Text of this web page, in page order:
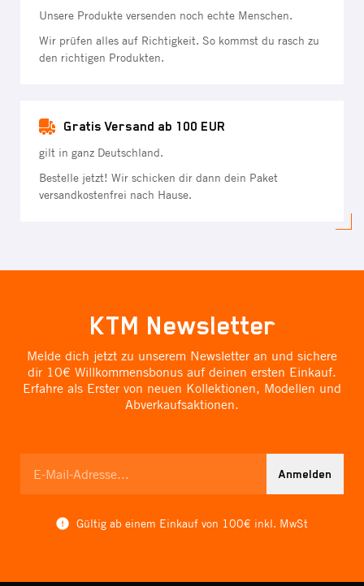
Unsere Produkte versenden noch echte Menschen.
Wir prüfen alles auf Richtigkeit. So kommst du rasch zu
den richtigen Produkten.
Gratis Versand ab 100 EUR
gilt in ganz Deutschland.
Bestelle jetzt! Wir schicken dir dann dein Paket
versandkostenfrei nach Hause.
KTM Newsletter
Melde dich jetzt zu unserem Newsletter an und sichere
dir 10€ Willkommensbonus auf deinen ersten Einkauf.
Erfahre als Erster von neuen Kollektionen, Modellen und
Abverkaufsaktionen.
Anmelden
Gültig ab einem Einkauf von 100€ inkl. MwSt